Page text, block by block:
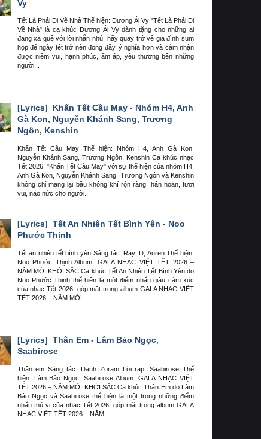
Vy
Tết Là Phải Đi Về Nhà Thể hiện: Dương Ái Vy "Tết Là Phải Đi
Về Nhà" là ca khúc Dương Ái Vy dành tặng cho những ai
đang xa quê với lời nhắn nhủ, hãy quay trở về gia đình sum
họp để ngày tết trở nên đong đầy, ý nghĩa hơn và cảm nhận
được niềm vui, hạnh phúc, ấm áp, yêu thương bên những
người...
[Lyrics]
Khấn Tết Cầu May - Nhóm H4, Anh
Gà Kon, Nguyễn Khánh Sang, Trương
Ngôn, Kenshin
Khấn Tết Cầu May Thể hiện: Nhóm H4, Anh Gà Kon,
Nguyễn Khánh Sang, Trương Ngôn, Kenshin Ca khúc nhạc
Tết 2026: "Khấn Tết Cầu May" với sự thể hiện của nhóm H4,
Anh Gà Kon, Nguyễn Khánh Sang, Trương Ngôn và Kenshin
không chỉ mang lại bầu không khí rộn ràng, hân hoan, tươi
vui, náo nức cho người...
[Lyrics] Tết An Nhiên Tết Bình Yên - Noo
Phước Thịnh
Tết an nhiên tết bình yên Sáng tác: Ray. D, Auren Thể hiện:
Noo Phước Thịnh Album: GALA NHẠC VIỆT TẾT 2026 –
NĂM MỚI KHỞI SẮC Ca khúc Tết An Nhiên Tết Bình Yên do
Noo Phước Thịnh thể hiện là một điểm nhấn giàu cảm xúc
của nhạc Tết 2026, góp mặt trong album GALA NHẠC VIỆT
TẾT 2026 – NĂM MỚI...
[Lyrics] Thân Em - Lâm Bảo Ngọc,
Saabirose
Thân em Sáng tác: Danh Zoram Lời rap: Saabirose Thể
hiện: Lâm Bảo Ngọc, Saabirose Album: GALA NHẠC VIỆT
TẾT 2026 – NĂM MỚI KHỞI SẮC Ca khúc Thân Em do Lâm
Bảo Ngọc và Saabirose thể hiện là một trong những điểm
nhấn thú vị của nhạc Tết 2026, góp mặt trong album GALA
NHẠC VIỆT TẾT 2026 – NĂM...